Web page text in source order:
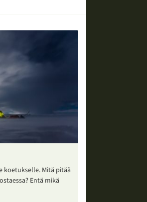
Mitä pitää
Entä mikä